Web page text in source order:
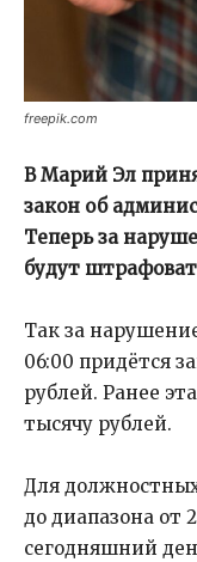
freepik.com
В Марий Эл
закон об
Теперь за
будут
Так за
06:00 придётся
рублей. Ранее
тысячу рублей.
Для
до диапазона от
сегодняшний